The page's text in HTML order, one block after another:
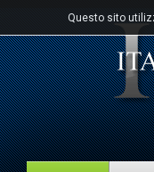
Questo sito